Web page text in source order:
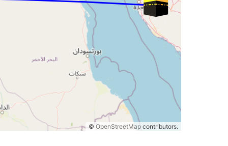
© OpenStreetMap contributors.